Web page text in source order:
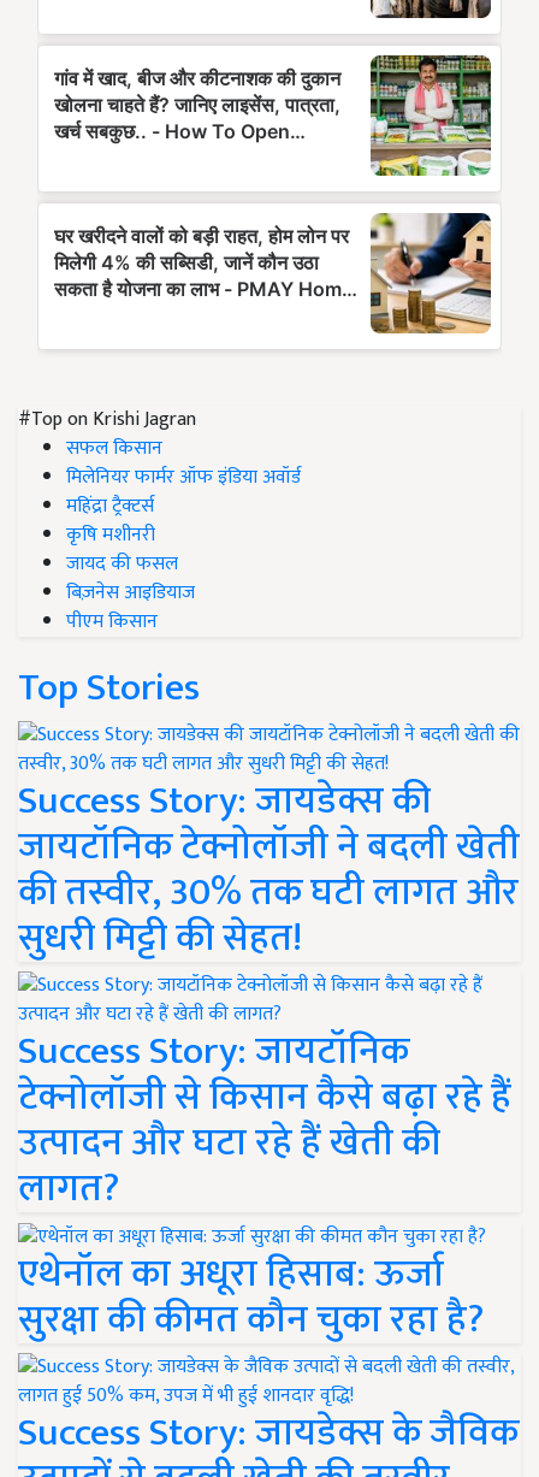
#Top on Krishi Jagran
सफल किसान
मिलेनियर फार्मर ऑफ इंडिया अवॉर्ड
महिंद्रा ट्रैक्टर्स
कृषि मशीनरी
जायद की फसल
बिज़नेस आइडियाज
पीएम किसान
Top Stories
Success Story: जायडेक्स की
जायटॉनिक टेक्नोलॉजी ने बदली खेती
की तस्वीर, 30% तक घटी लागत और
सुधरी मिट्टी की सेहत!
Success Story: जायटॉनिक
टेक्नोलॉजी से किसान कैसे बढ़ा रहे हैं
उत्पादन और घटा रहे हैं खेती की
लागत?
एथेनॉल का अधूरा हिसाब: ऊर्जा
सुरक्षा की कीमत कौन चुका रहा है?
Success Story: जायडेक्स के जैविक